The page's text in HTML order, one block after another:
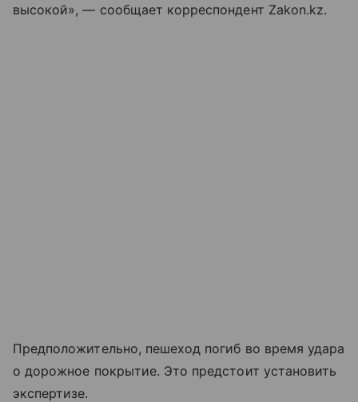
высокой», — сообщает корреспондент Zakon.kz.
Предположительно, пешеход погиб во время удара
о дорожное покрытие. Это предстоит установить
экспертизе.